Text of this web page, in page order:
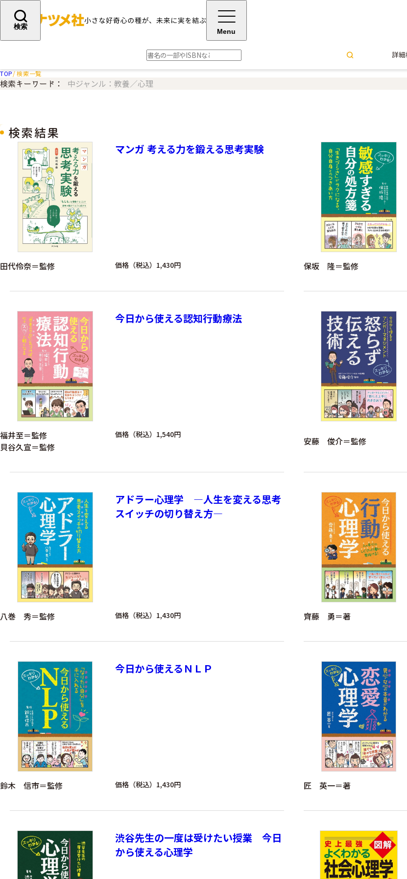
検索
Menu
詳細
TOP 検索一覧
検索キーワード： 中ジャンル：教養／心理
検索結果
マンガ 考える力を鍛える思考実験
田代伶奈＝監修 価格（税込）1,430円 保坂 隆＝監修
今日から使える認知行動療法
福井至＝監修
貝谷久宣＝監修
価格（税込）1,540円
安藤 俊介＝監修
アドラー心理学 ―人生を変える思考
スイッチの切り替え方―
八巻 秀＝監修 価格（税込）1,430円 齊藤 勇＝著
今日から使えるＮＬＰ
鈴木 信市＝監修 価格（税込）1,430円 匠 英一＝著
渋谷先生の一度は受けたい授業 今日
から使える心理学